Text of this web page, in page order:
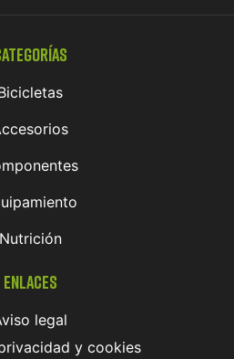
Nutrición
Enlaces
legal
y cookies